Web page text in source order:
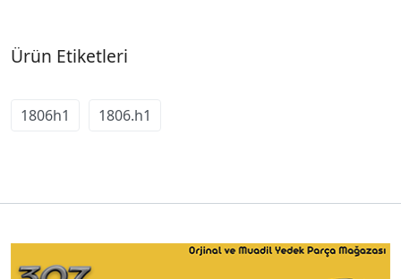
Ürün Etiketleri
1806h1 1806.h1